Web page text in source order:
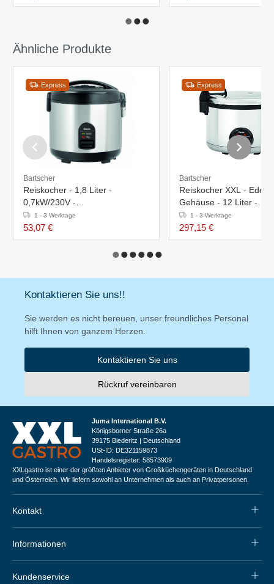
Ähnliche Produkte
Express
Bartscher
Reiskocher - 1,8 Liter -
0,7kW/230V -
290x262x(h)293mm
1 - 3 Werktage
53,07 €
Express
Bartscher
Reiskocher XXL -
Gehäuse - 12 Liter -
560x465x(h)400mm
1 - 3 Werktage
297,15 €
Kontaktieren Sie uns!!
Sie werden es nicht bereuen, unser freundliches Personal
hilft Ihnen von ganzem Herzen.
Kontaktieren Sie uns
Rückruf vereinbaren
Juma International B.V.
Königsborner Straße 26a
39175 Biederitz | Deutschland
USt-ID: DE321159873
Handelsregister: 58573909
XXLgastro ist einer der größten Anbieter von Großküchengeräten in Deutschland
und Österreich. Wir liefern sowohl an Unternehmen als auch an Privatpersonen.
Kontakt
Informationen
Kundenservice